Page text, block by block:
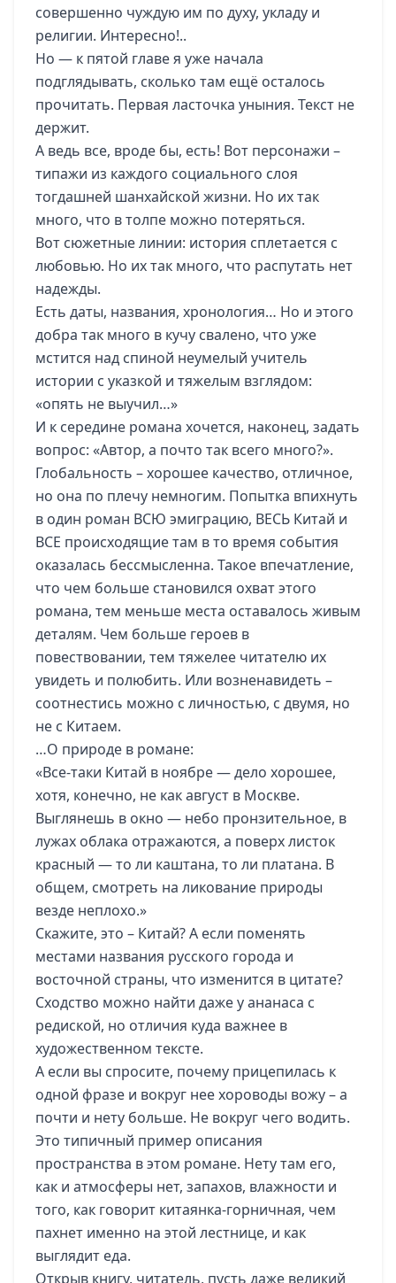
совершенно чуждую им по духу, укладу и
религии. Интересно!..
Но — к пятой главе я уже начала
подглядывать, сколько там ещё осталось
прочитать. Первая ласточка уныния. Текст не
держит.
А ведь все, вроде бы, есть! Вот персонажи –
типажи из каждого социального слоя
тогдашней шанхайской жизни. Но их так
много, что в толпе можно потеряться.
Вот сюжетные линии: история сплетается с
любовью. Но их так много, что распутать нет
надежды.
Есть даты, названия, хронология… Но и этого
добра так много в кучу свалено, что уже
мстится над спиной неумелый учитель
истории с указкой и тяжелым взглядом:
«опять не выучил…»
И к середине романа хочется, наконец, задать
вопрос: «Автор, а почто так всего много?».
Глобальность – хорошее качество, отличное,
но она по плечу немногим. Попытка впихнуть
в один роман ВСЮ эмиграцию, ВЕСЬ Китай и
ВСЕ происходящие там в то время события
оказалась бессмысленна. Такое впечатление,
что чем больше становился охват этого
романа, тем меньше места оставалось живым
деталям. Чем больше героев в
повествовании, тем тяжелее читателю их
увидеть и полюбить. Или возненавидеть –
соотнестись можно с личностью, с двумя, но
не с Китаем.
…О природе в романе:
«Все-таки Китай в ноябре — дело хорошее,
хотя, конечно, не как август в Москве.
Выглянешь в окно — небо пронзительное, в
лужах облака отражаются, а поверх листок
красный — то ли каштана, то ли платана. В
общем, смотреть на ликование природы
везде неплохо.»
Скажите, это – Китай? А если поменять
местами названия русского города и
восточной страны, что изменится в цитате?
Сходство можно найти даже у ананаса с
редиской, но отличия куда важнее в
художественном тексте.
А если вы спросите, почему прицепилась к
одной фразе и вокруг нее хороводы вожу – а
почти и нету больше. Не вокруг чего водить.
Это типичный пример описания
пространства в этом романе. Нету там его,
как и атмосферы нет, запахов, влажности и
того, как говорит китаянка-горничная, чем
пахнет именно на этой лестнице, и как
выглядит еда.
Открыв книгу, читатель, пусть даже великий